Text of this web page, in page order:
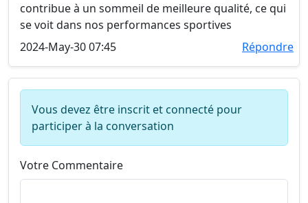
contribue à un sommeil de meilleure qualité, ce qui
se voit dans nos performances sportives
2024-May-30 07:45
Répondre
Vous devez être inscrit et connecté pour
participer à la conversation
Votre Commentaire